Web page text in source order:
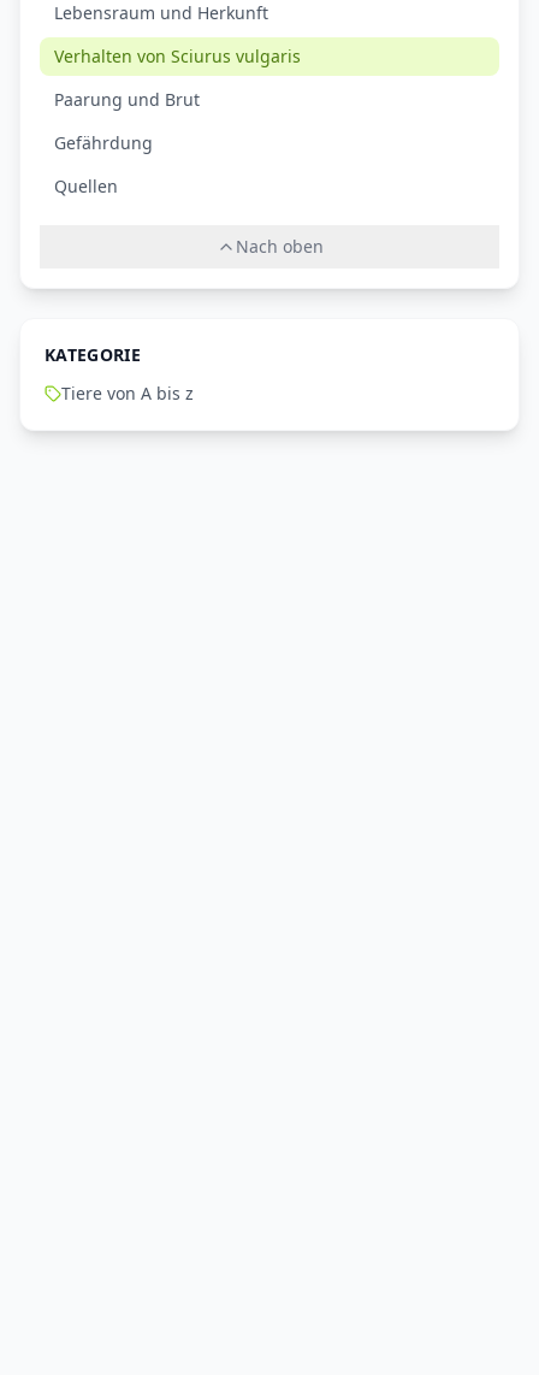
Lebensraum und Herkunft
Verhalten von Sciurus vulgaris
Paarung und Brut
Gefährdung
Quellen
Nach oben
KATEGORIE
Tiere von A bis z